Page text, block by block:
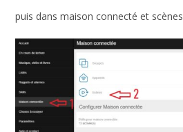
puis dans maison connecté et scènes